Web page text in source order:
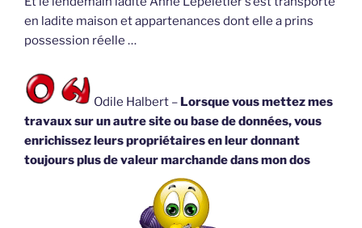
en ladite maison et appartenances dont elle a prins
possession réelle …
Odile Halbert – Lorsque vous mettez mes
travaux sur un autre site ou base de données, vous
enrichissez leurs propriétaires en leur donnant
toujours plus de valeur marchande dans mon dos